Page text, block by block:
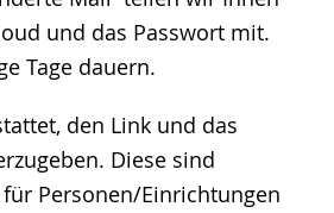
und das Passwort mit.
Tage dauern.
den Link und das
Diese sind
Personen/Einrichtungen